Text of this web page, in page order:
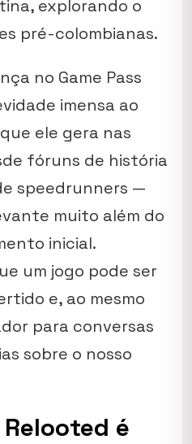
explorando o
pré-colombianas.
no Game Pass
imensa ao
ele gera nas
fóruns de história
speedrunners —
muito além do
inicial.
um jogo pode ser
e, ao mesmo
para conversas
sobre o nosso
é